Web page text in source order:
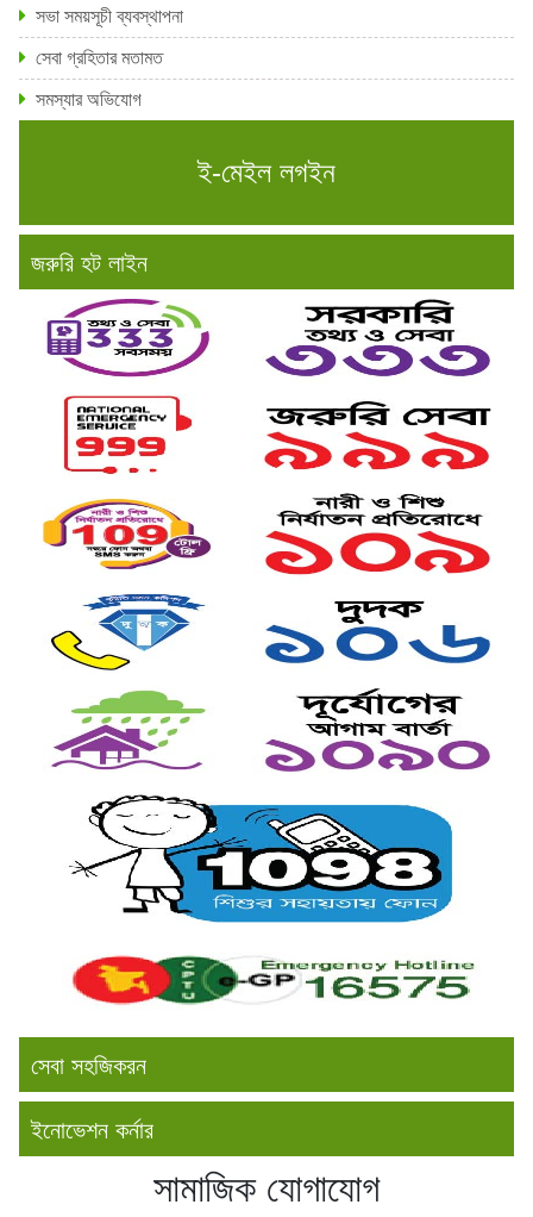
সভা সময়সূচী ব্যবস্থাপনা
সেবা গ্রহিতার মতামত
সমস্যার অভিযোগ
ই-মেইল লগইন
জরুরি হট লাইন
সেবা সহজিকরন
ইনোভেশন কর্নার
সামাজিক যোগাযোগ